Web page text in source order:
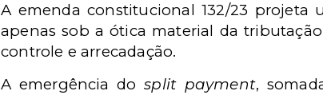
A emenda constitucional 132/23
apenas sob a ótica material da
controle e arrecadação.
A emergência dosplit payment,